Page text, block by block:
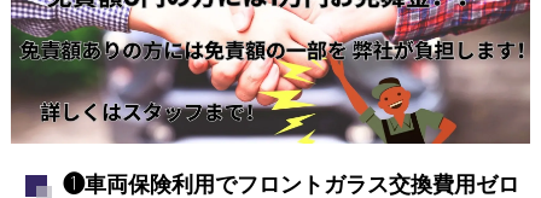
❶車両保険利用でフロントガラス交換費用ゼロ